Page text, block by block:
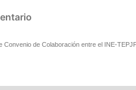
Convenio de Colaboración entre el INE-